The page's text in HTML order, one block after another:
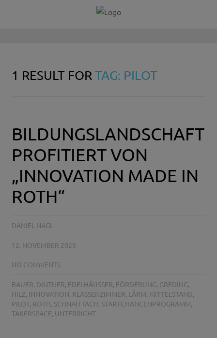
1 RESULT FORTAG: PILOT
BILDUNGSLANDSCHAFT
PROFITIERT VON
„INNOVATION MADE IN
ROTH“
DANIEL NAGL
12. NOVEMBER 2025
NO COMMENTS
BAUER, DINTNER, EDELHÄUSSER , FÖRDERUNG, GREDING,
HILZ, INNOVATION, KLASSENZIMMER, LÄRM, MITTELSTAND,
PILOT, ROTH, SCHNAITTACH, STARTCHANCENPROGRAMM,
TAKERSPACE, UNTERRICHT